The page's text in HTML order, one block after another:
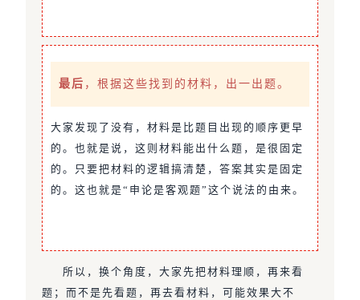
最后 ，根据这些找到的材料，出一出题。
大家发现了没有，材料是比题目出现的顺序更早
的。也就是说，这则材料能出什么题，是很固定
的。只要把材料的逻辑搞清楚，答案其实是固定
的。这也就是“申论是客观题”这个说法的由来。
所以，换个角度，大家先把材料理顺，再来看
题；而不是先看题，再去看材料，可能效果大不